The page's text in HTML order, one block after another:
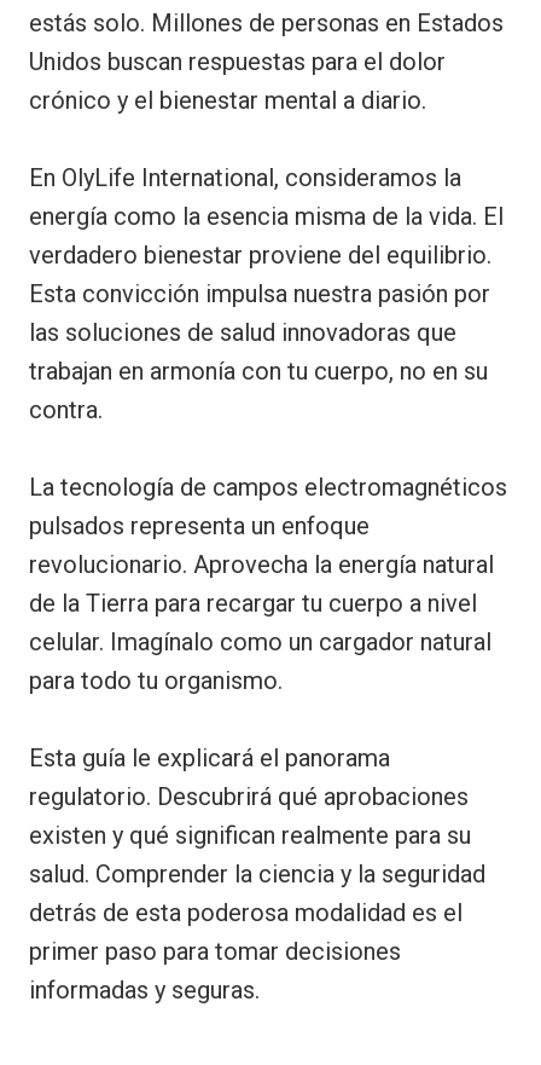
estás solo. Millones de personas en Estados
Unidos buscan respuestas para el dolor
crónico y el bienestar mental a diario.
En OlyLife International, consideramos la
energía como la esencia misma de la vida. El
verdadero bienestar proviene del equilibrio.
Esta convicción impulsa nuestra pasión por
las soluciones de salud innovadoras que
trabajan en armonía con tu cuerpo, no en su
contra.
La tecnología de campos electromagnéticos
pulsados representa un enfoque
revolucionario. Aprovecha la energía natural
de la Tierra para recargar tu cuerpo a nivel
celular. Imagínalo como un cargador natural
para todo tu organismo.
Esta guía le explicará el panorama
regulatorio. Descubrirá qué aprobaciones
existen y qué significan realmente para su
salud. Comprender la ciencia y la seguridad
detrás de esta poderosa modalidad es el
primer paso para tomar decisiones
informadas y seguras.